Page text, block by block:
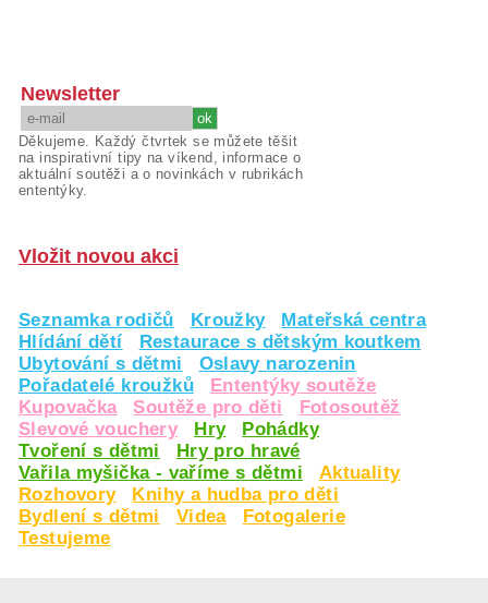
Newsletter
Děkujeme. Každý čtvrtek se můžete těšit
na inspirativní tipy na víkend, informace o
aktuální soutěži a o novinkách v rubrikách
ententýky.
Vložit novou akci
Seznamka rodičů Kroužky
Mateřská centra
Hlídání dětí
Restaurace s dětským koutkem
Ubytování s dětmi
Oslavy narozenin
Pořadatelé kroužků
Ententýky soutěže
Kupovačka
Soutěže pro děti
Fotosoutěž
Slevové vouchery
Hry
Pohádky
Tvoření s dětmi
Hry pro hravé
Vařila myšička - vaříme s dětmi
Aktuality
Rozhovory
Knihy a hudba pro děti
Bydlení s dětmi
Videa
Fotogalerie
Testujeme